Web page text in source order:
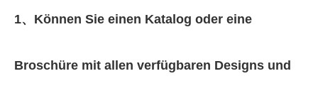
1、 Können Sie einen Katalog oder eine
Broschüre mit allen verfügbaren Designs und